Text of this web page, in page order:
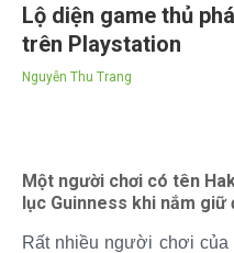
Lộ diện game thủ
trên Playstation
Nguyễn Thu Trang
Một người chơi có tên
lục Guinness khi nắm giữ
Rất nhiều người chơi của